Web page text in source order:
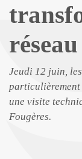
Jeudi 12 juin,
particulièrement
une visite
Fougères.